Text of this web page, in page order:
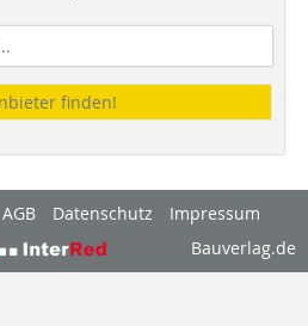
finden!
AGB Datenschutz
Impressum
Bauverlag.de